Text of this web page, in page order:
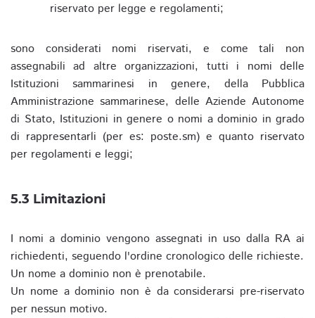
riservato per legge e regolamenti;
sono considerati nomi riservati, e come tali non
assegnabili ad altre organizzazioni, tutti i nomi delle
Istituzioni sammarinesi in genere, della Pubblica
Amministrazione sammarinese, delle Aziende Autonome
di Stato, Istituzioni in genere o nomi a dominio in grado
di rappresentarli (per es: poste.sm) e quanto riservato
per regolamenti e leggi;
5.3 Limitazioni
I nomi a dominio vengono assegnati in uso dalla RA ai
richiedenti, seguendo l'ordine cronologico delle richieste.
Un nome a dominio non è prenotabile.
Un nome a dominio non è da considerarsi pre-riservato
per nessun motivo.